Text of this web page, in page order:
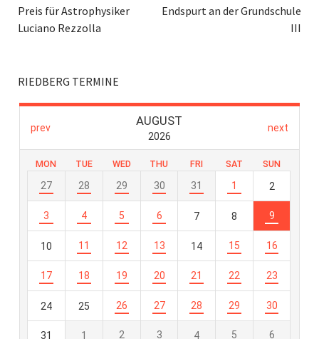
Preis für Astrophysiker
Luciano Rezzolla
Endspurt an der Grundschule
III
RIEDBERG TERMINE